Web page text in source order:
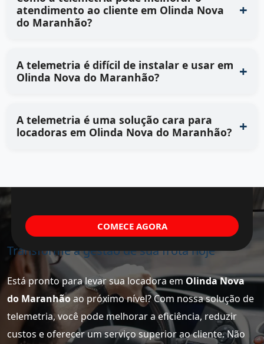
atendimento ao cliente em Olinda Nova
do Maranhão?
A telemetria é difícil de instalar e usar em
Olinda Nova do Maranhão?
A telemetria é uma solução cara para
locadoras em Olinda Nova do Maranhão?
Transforme a gestão de sua frota hoje
Está pronto para levar sua locadora emOlinda Nova
do Maranhãoao próximo nível? Com nossa solução de
telemetria, você pode melhorar a eficiência, reduzir
custos e oferecer um serviço superior ao cliente. Não
COMECE AGORA